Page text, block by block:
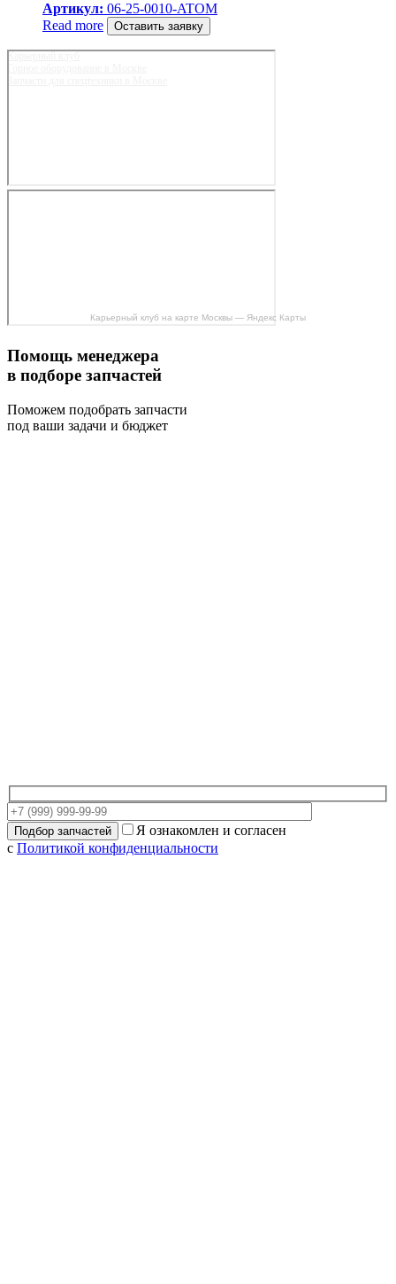
Артикул: 06-25-0010-ATOM
Read more
Оставить заявку
Карьерный клуб на карте Москвы — Яндекс Карты
Помощь менеджера
в подборе запчастей
Поможем подобрать запчасти
под ваши задачи и бюджет
Я ознакомлен и согласен
с Политикой конфиденциальности